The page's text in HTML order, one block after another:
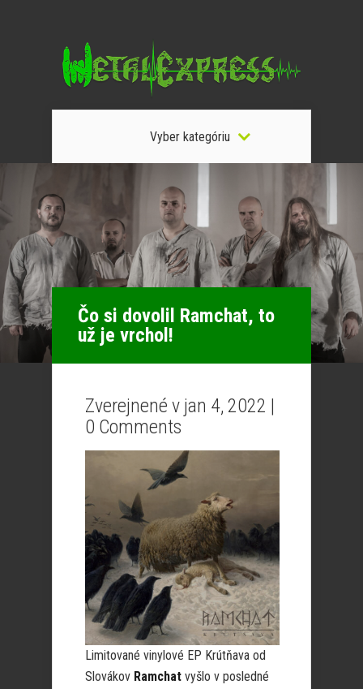
Vyber kategóriu
Čo si dovolil Ramchat, to
už je vrchol!
Zverejnené v jan 4, 2022 |
0 Comments
Limitované vinylové EP Krútňava od
Slovákov Ramchat vyšlo v posledné